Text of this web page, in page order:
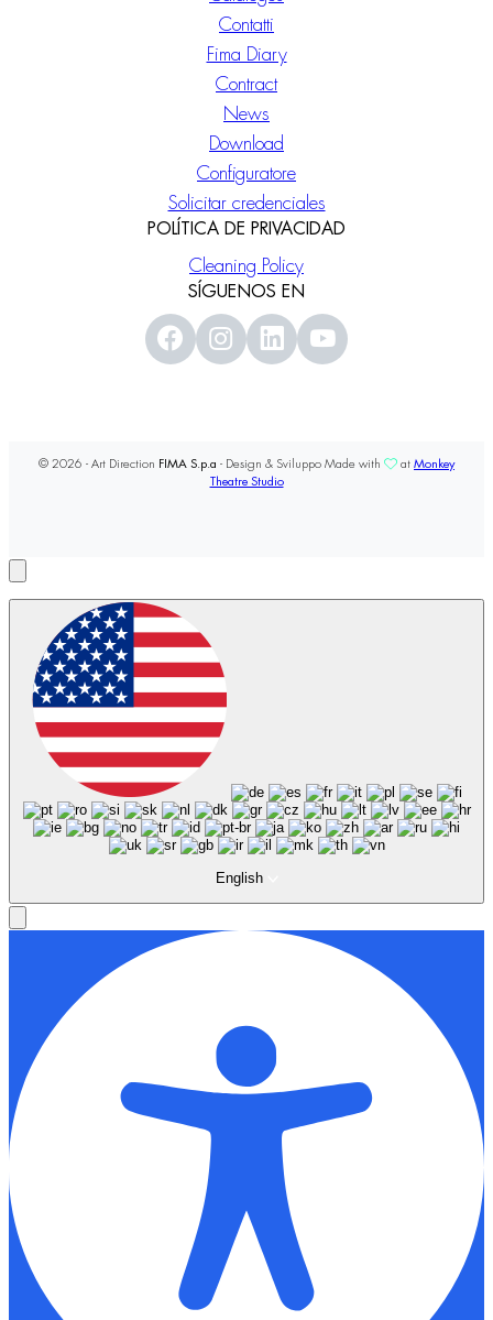
Contatti
Fima Diary
Contract
News
Download
Configuratore
Solicitar credenciales
POLÍTICA DE PRIVACIDAD
Cleaning Policy
SÍGUENOS EN
© 2026 - Art Direction FIMA S.p.a - Design & Sviluppo Made with at Monkey
Theatre Studio
English